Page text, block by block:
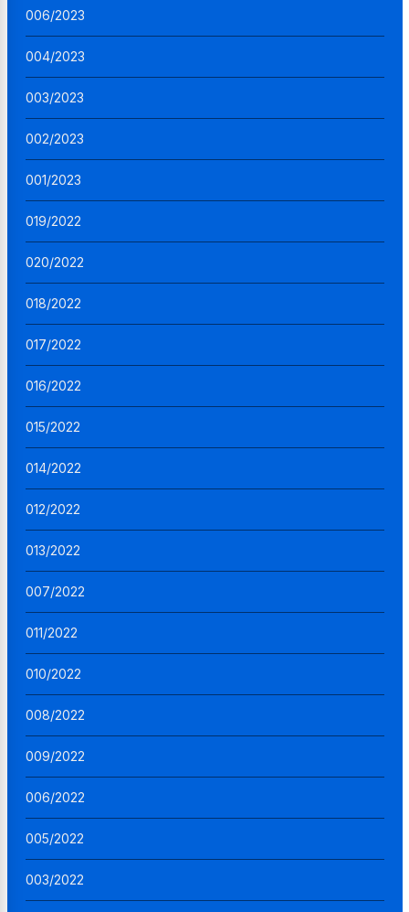
006/2023
004/2023
003/2023
002/2023
001/2023
019/2022
020/2022
018/2022
017/2022
016/2022
015/2022
014/2022
012/2022
013/2022
007/2022
011/2022
010/2022
008/2022
009/2022
006/2022
005/2022
003/2022